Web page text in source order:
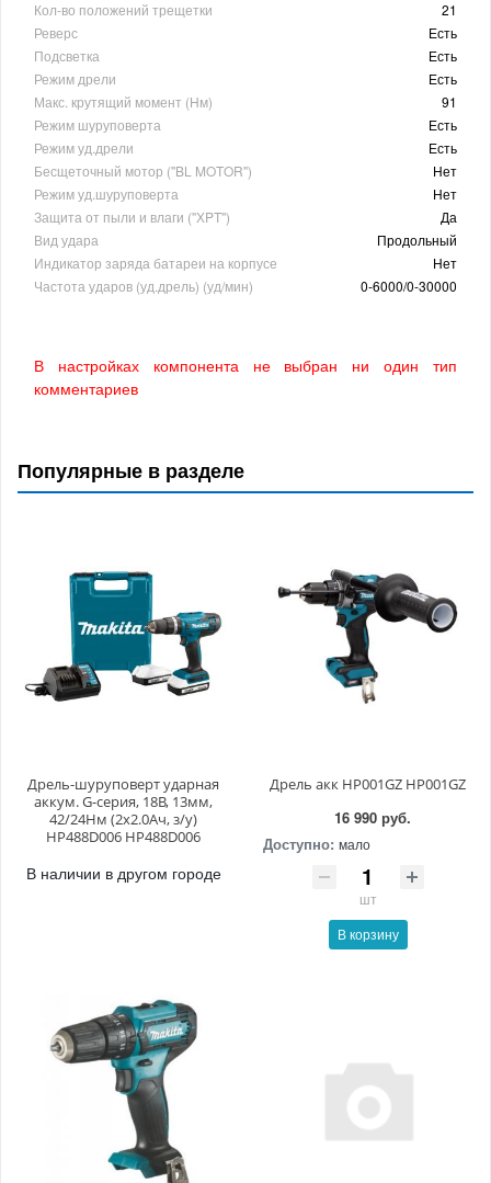
Кол-во положений трещетки
21
Реверс
Есть
Подсветка
Есть
Режим дрели
Есть
Макс. крутящий момент (Нм)
91
Режим шуруповерта
Есть
Режим уд.дрели
Есть
Бесщеточный мотор ("BL MOTOR")
Нет
Режим уд.шуруповерта
Нет
Защита от пыли и влаги (''ХPT'')
Да
Вид удара
Продольный
Индикатор заряда батареи на корпусе
Нет
Частота ударов (уд.дрель) (уд/мин)
0-6000/0-30000
В настройках компонента не выбран ни один тип
комментариев
Популярные в разделе
Дрель-шуруповерт ударная
аккум. G-серия, 18В, 13мм,
42/24Нм (2х2.0Ач, з/у)
HP488D006 HP488D006
В наличии в другом городе
Дрель акк HP001GZ HP001GZ
16 990 руб.
Доступно: мало
шт
В корзину